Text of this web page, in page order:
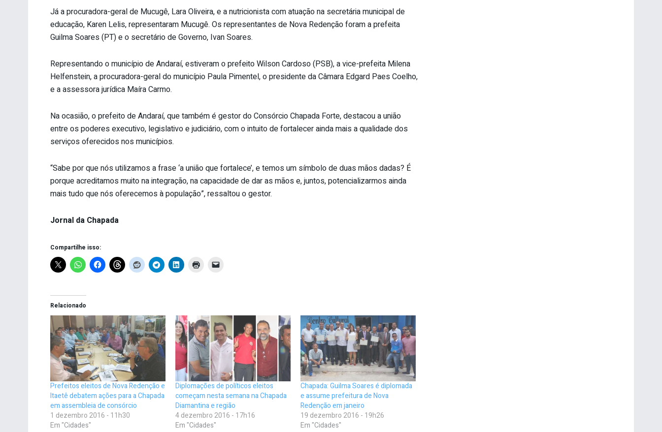
Já a procuradora-geral de Mucugê, Lara Oliveira, e a nutricionista com atuação na secretária municipal de
educação, Karen Lelis, representaram Mucugê. Os representantes de Nova Redenção foram a prefeita
Guilma Soares (PT) e o secretário de Governo, Ivan Soares.
Representando o município de Andaraí, estiveram o prefeito Wilson Cardoso (PSB), a vice-prefeita Milena
Helfenstein, a procuradora-geral do município Paula Pimentel, o presidente da Câmara Edgard Paes Coelho,
e a assessora jurídica Maíra Carmo.
Na ocasião, o prefeito de Andaraí, que também é gestor do Consórcio Chapada Forte, destacou a união
entre os poderes executivo, legislativo e judiciário, com o intuito de fortalecer ainda mais a qualidade dos
serviços oferecidos nos municípios.
“Sabe por que nós utilizamos a frase ‘a união que fortalece’, e temos um símbolo de duas mãos dadas? É
porque acreditamos muito na integração, na capacidade de dar as mãos e, juntos, potencializarmos ainda
mais tudo que nós oferecemos à população”, ressaltou o gestor.
Jornal da Chapada
Compartilhe isso:
Relacionado
Prefeitos eleitos de Nova Redenção e
Itaetê debatem ações para a Chapada
em assembleia de consórcio
1 dezembro 2016 - 11h30
Em "Cidades"
Diplomações de políticos eleitos
começam nesta semana na Chapada
Diamantina e região
4 dezembro 2016 - 17h16
Em "Cidades"
Chapada: Guilma Soares é diplomada
e assume prefeitura de Nova
Redenção em janeiro
19 dezembro 2016 - 19h26
Em "Cidades"